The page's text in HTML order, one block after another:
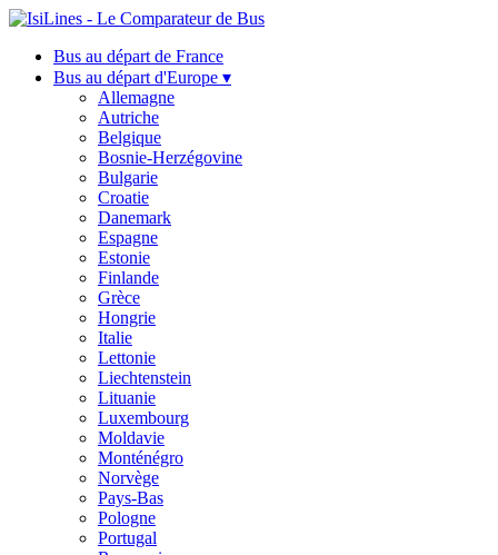
Bus au départ de France
Bus au départ d'Europe ▾
Allemagne
Autriche
Belgique
Bosnie-Herzégovine
Bulgarie
Croatie
Danemark
Espagne
Estonie
Finlande
Grèce
Hongrie
Italie
Lettonie
Liechtenstein
Lituanie
Luxembourg
Moldavie
Monténégro
Norvège
Pays-Bas
Pologne
Portugal